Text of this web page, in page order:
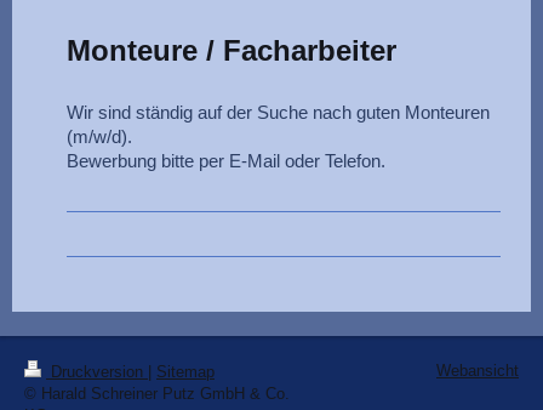
Monteure / Facharbeiter
Wir sind ständig auf der Suche nach guten Monteuren
(m/w/d).
Bewerbung bitte per E-Mail oder Telefon.
Druckversion
Sitemap
© Harald Schreiner Putz GmbH & Co.
Webansicht